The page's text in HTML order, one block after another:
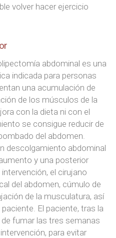
volver hacer ejercicio
abdominal es una
indicada para personas
una acumulación de
de los músculos de la
con la dieta ni con el
se consigue reducir de
del abdomen.
descolgamiento abdominal
y una posterior
el cirujano
del abdomen, cúmulo de
de la musculatura, así
El paciente, tras la
fumar las tres semanas
para evitar